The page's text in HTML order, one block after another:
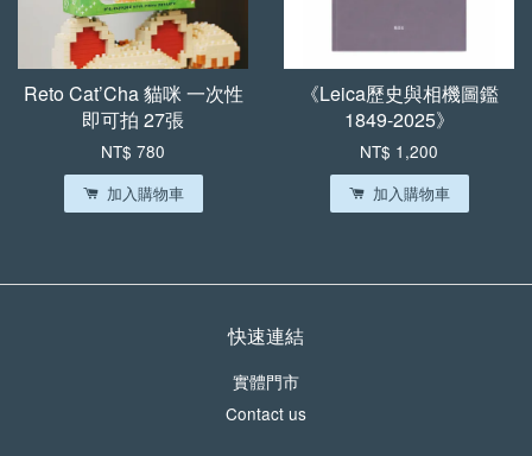
Reto Cat’Cha 貓咪 一次性
即可拍 27張
NT$ 780
加入購物車
《Leica歷史與相機圖鑑
1849-2025》
NT$ 1,200
加入購物車
快速連結
實體門市
Contact us